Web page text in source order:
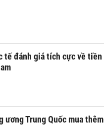
tế đánh giá tích cực về tiền
ương Trung Quốc mua thêm